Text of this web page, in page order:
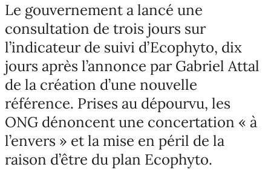
Le gouvernement a lancé une
consultation de trois jours sur
l’indicateur de suivi d’Ecophyto, dix
jours après l’annonce par Gabriel Attal
de la création d’une nouvelle
référence. Prises au dépourvu, les
ONG dénoncent une concertation « à
l’envers » et la mise en péril de la
raison d’être du plan Ecophyto.